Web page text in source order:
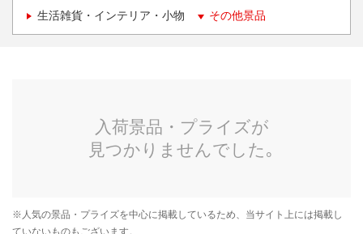
生活雑貨・インテリア・小物 その他景品